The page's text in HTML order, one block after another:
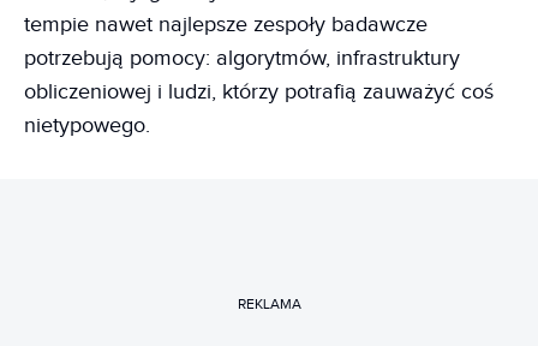
tempie nawet najlepsze zespoły badawcze
potrzebują pomocy: algorytmów, infrastruktury
obliczeniowej i ludzi, którzy potrafią zauważyć coś
nietypowego.
REKLAMA